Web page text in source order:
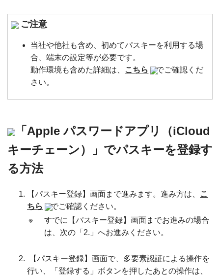
ご注意
当社や他社も含め、初めてパスキーを利用する場
合、端末の設定等が必要です。
動作環境も含めた詳細は、 こちら
でご確認くだ
さい。
「Apple パスワードアプリ（iCloud
キーチェーン）」でパスキーを登録す
る方法
【パスキー登録】画面まで進みます。進み方は、
こ
ちら
でご確認ください。
※
すでに【パスキー登録】画面までお進みの場合
は、次の「2.」へお進みください。
【パスキー登録】画面で、多要素認証による操作を
行い、「登録する」ボタンを押したあとの操作は、